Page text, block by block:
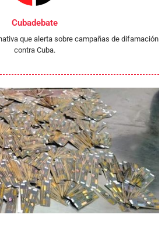
Cubadebate
que alerta sobre campañas de difamación
contra Cuba.